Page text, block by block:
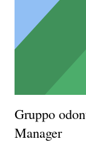
Gruppo
Manager